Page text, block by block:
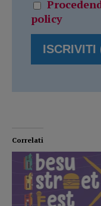
policy
Correlati